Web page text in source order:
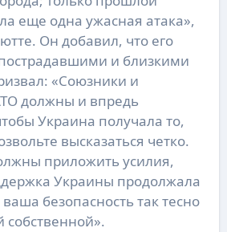
еще одна ужасная атака»,
Он добавил, что его
и близкими
«Союзники и
должны и впредь
Украина получала то,
высказаться четко.
приложить усилия,
Украины продолжала
безопасность так тесно
собственной».